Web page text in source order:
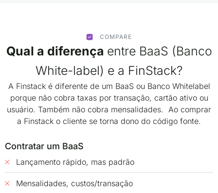
COMPARE
Qual a diferença entre BaaS (Banco
White-label) e a FinStack?
A Finstack é diferente de um BaaS ou Banco Whitelabel
porque não cobra taxas por transação, cartão ativo ou
usuário. Também não cobra mensalidades. Ao comprar
a Finstack o cliente se torna dono do código fonte.
Contratar um BaaS
Lançamento rápido, mas padrão
Mensalidades, custos/transação